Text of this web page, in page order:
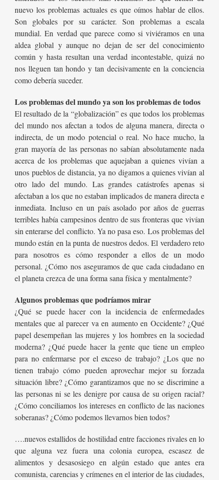
nuevo los problemas actuales es que oímos hablar de ellos.
Son globales por su carácter. Son problemas a escala
mundial. En verdad que parece como si viviéramos en una
aldea global y aunque no dejan de ser del conocimiento
común y hasta resultan una verdad incontestable, quizá no
nos lleguen tan hondo y tan decisivamente en la conciencia
como debería suceder.
Los problemas del mundo ya son los problemas de todos
El resultado de la “globalización” es que todos los problemas
del mundo nos afectan a todos de alguna manera, directa o
indirecta, de un modo potencial o real. No hace mucho, la
gran mayoría de las personas no sabían absolutamente nada
acerca de los problemas que aquejaban a quienes vivían a
unos pueblos de distancia, ya no digamos a quienes vivían al
otro lado del mundo. Las grandes catástrofes apenas si
afectaban a los que no estaban implicados de manera directa e
inmediata. Incluso en un país asolado por años de guerras
terribles había campesinos dentro de sus fronteras que vivían
sin enterarse del conflicto. Ya no pasa eso. Los problemas del
mundo están en la punta de nuestros dedos. El verdadero reto
para nosotros es cómo responder a ellos de un modo
personal. ¿Cómo nos aseguramos de que cada ciudadano en
el planeta crezca de una forma sana física y mentalmente?
Algunos problemas que podríamos mirar
¿Qué se puede hacer con la incidencia de enfermedades
mentales que al parecer va en aumento en Occidente? ¿Qué
papel desempeñan las mujeres y los hombres en la sociedad
moderna? ¿Qué puede hacer la gente que tiene un empleo
para no enfermarse por el exceso de trabajo? ¿Los que no
tienen trabajo cómo pueden aprovechar mejor su forzada
situación libre? ¿Cómo garantizamos que no se discrimine a
las personas ni se les denigre por causa de su origen racial?
¿Cómo conciliamos los intereses en conflicto de las naciones
soberanas? ¿Cómo podemos llevarnos bien todos?
….nuevos estallidos de hostilidad entre facciones rivales en lo
que alguna vez fuera una colonia europea, escasez de
alimentos y desasosiego en algún estado que antes era
comunista, carencias y crímenes en el interior de las ciudades,